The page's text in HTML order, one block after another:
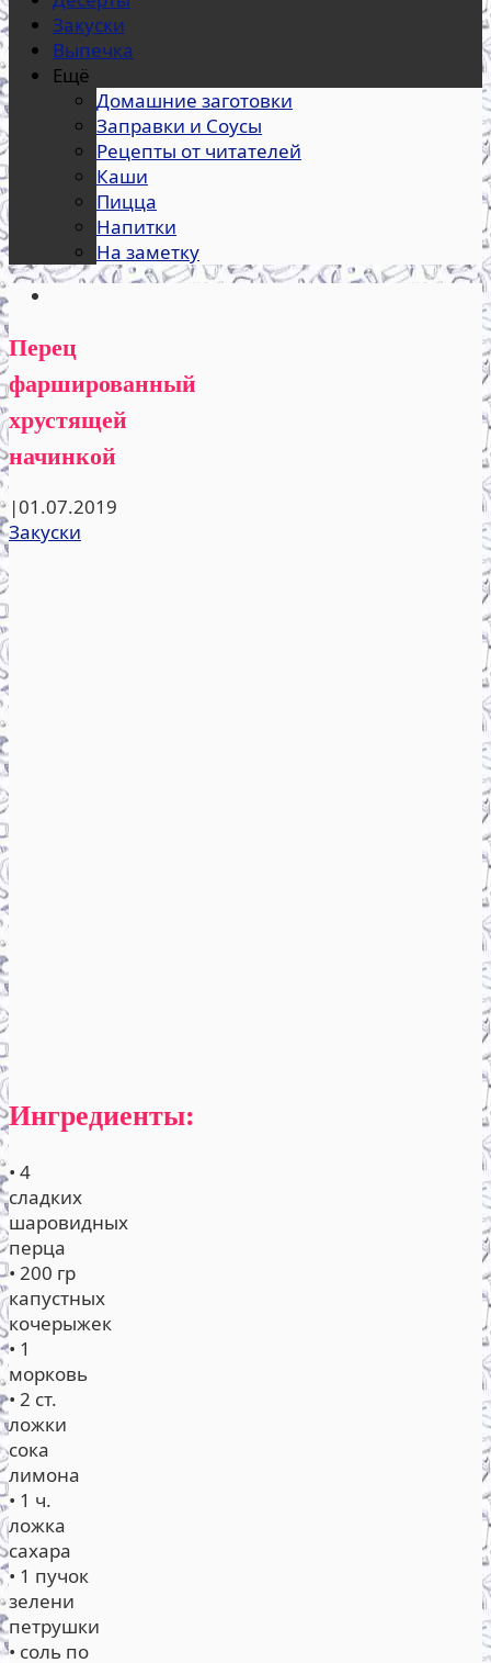
Закуски
Выпечка
Ещё
Домашние заготовки
Заправки и Соусы
Рецепты от читателей
Каши
Пицца
Напитки
На заметку
Перец
фаршированный
хрустящей
начинкой
|01.07.2019
Закуски
Ингредиенты:
• 4
сладких
шаровидных
перца
• 200 гр
капустных
кочерыжек
• 1
морковь
• 2 ст.
ложки
сока
лимона
• 1 ч.
ложка
сахара
• 1 пучок
зелени
петрушки
• соль по